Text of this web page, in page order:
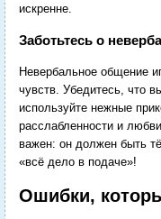
искренне.
Заботьтесь о
Невербальное общение
чувств. Убедитесь, что
используйте нежные
расслабленности и
важен: он должен быть
«всё дело в подаче»!
Ошибки,